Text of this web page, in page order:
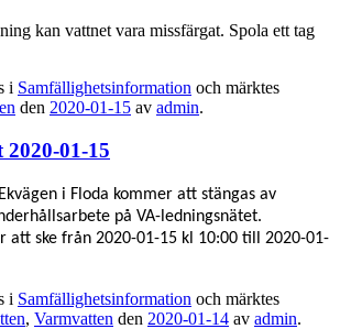
kan vattnet vara missfärgat. Spola ett tag
i Samfällighetsinformation och märktes
den 2020-01-15 av admin.
2020-01-15
i Floda kommer att stängas av
på VA-ledningsnätet.
att ske från 2020-01-15 kl 10:00 till 2020-01-
i Samfällighetsinformation och märktes
, Varmvatten den 2020-01-14 av admin.